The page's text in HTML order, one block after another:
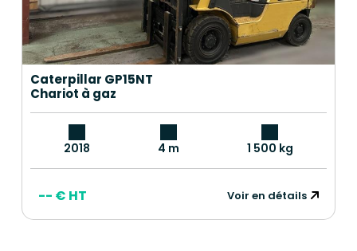
Caterpillar GP15NT
Chariot à gaz
2018 4 m 1 500 kg
-- € HT Voir en détails